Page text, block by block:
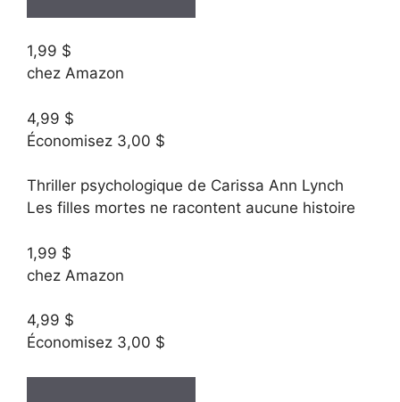
1,99 $
chez Amazon
4,99 $
Économisez 3,00 $
Thriller psychologique de Carissa Ann Lynch
Les filles mortes ne racontent aucune histoire
1,99 $
chez Amazon
4,99 $
Économisez 3,00 $